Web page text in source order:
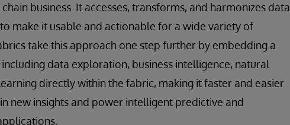
business. It accesses, transforms, and harmonizes data
make it usable and actionable for a wide variety of
take this approach one step further by embedding a
data exploration, business intelligence, natural
directly within the fabric, making it faster and easier
new insights and power intelligent predictive and